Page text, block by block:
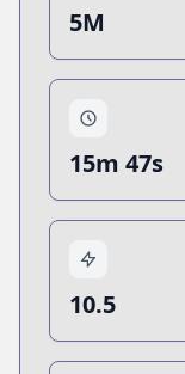
5M
15m 47s
10.5